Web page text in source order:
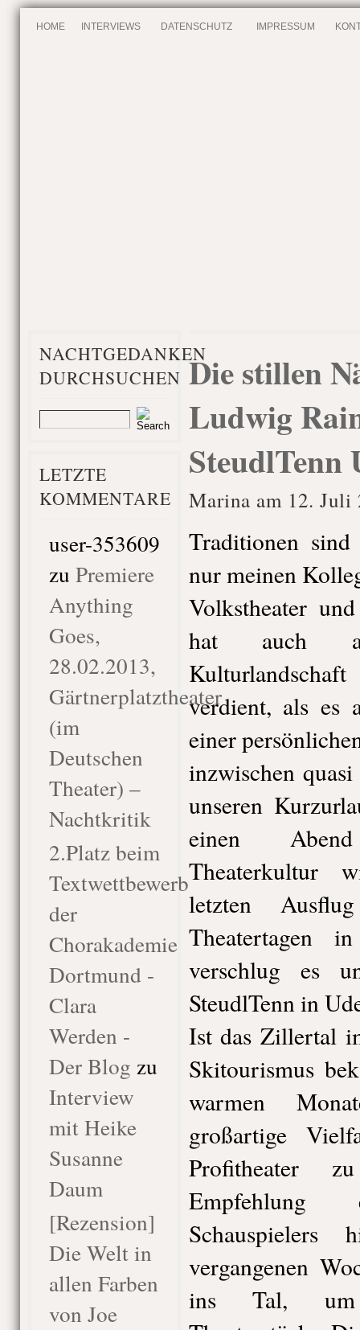
HOME INTERVIEWS DATENSCHUTZ IMPRESSUM
NACHTGEDANKEN
DURCHSUCHEN
LETZTE
KOMMENTARE
user-353609
zu Premiere
Anything
Goes,
28.02.2013,
Gärtnerplatztheater
(im
Deutschen
Theater) –
Nachtkritik
2.Platz beim
Textwettbewerb
der
Chorakademie
Dortmund -
Clara
Werden -
Der Blog zu
Interview
mit Heike
Susanne
Daum
[Rezension]
Die Welt in
allen Farben
von Joe
Die stillen
Ludwig
SteudlTenn
Marina am 12. Juli
Traditionen
nur meinen
Volkstheater
hat auch
verdient, als es
einer
inzwischen
unseren
einen
Theaterkultur
letzten
Theatertagen
verschlug es
SteudlTenn in
Ist das Zillertal
Skitourismus
warmen
großartige
Profitheater
Empfehlung
vergangenen
ins Tal, um